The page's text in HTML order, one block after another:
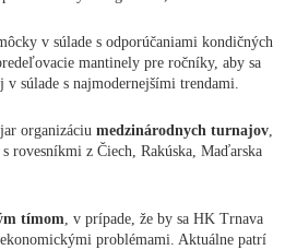
v súlade s odporúčaniami kondičných
mantinely pre ročníky, aby sa
súlade s najmodernejšími trendami.
organizáciu medzinárodnych turnajov,
rovesníkmi z Čiech, Rakúska, Maďarska
tímom, v prípade, že by sa HK Trnava
problémami. Aktuálne patrí